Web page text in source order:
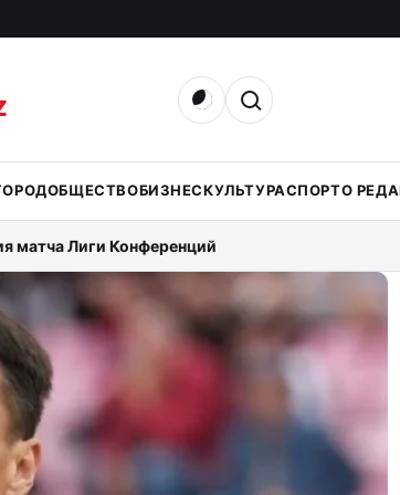
Открыть поиск
ОБЩЕСТВОБИЗНЕСКУЛЬТУРАСПОРТО
матча Лиги Конференций